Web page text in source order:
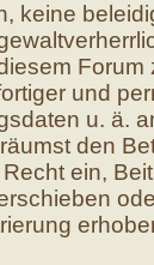
keine
und
u. ä.
den
ein,